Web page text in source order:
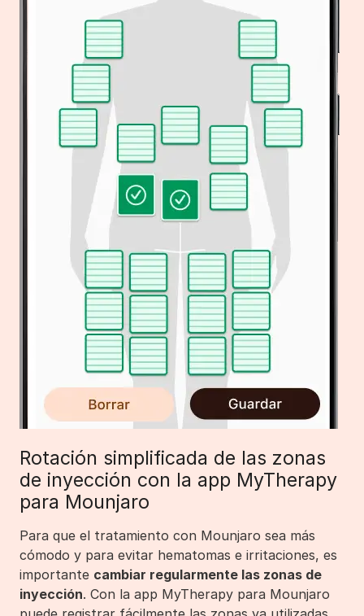
Rotación simplificada de las zonas
de inyección con la app MyTherapy
para Mounjaro
Para que el tratamiento con Mounjaro sea más
cómodo y para evitar hematomas e irritaciones, es
importante cambiar regularmente las zonas de
inyección. Con la app MyTherapy para Mounjaro